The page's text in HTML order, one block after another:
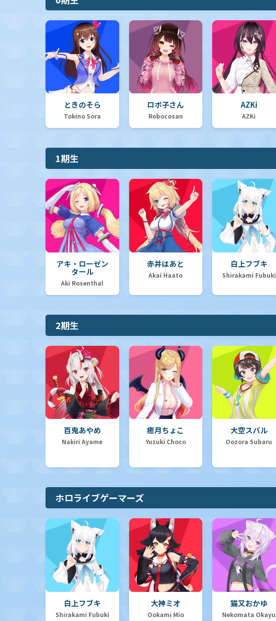
ときのそら
Tokino Sora
ロボ子さん
Robocosan
AZKi
AZKi
1期生
アキ・ローゼン
タール
Aki Rosenthal
赤井はあと
Akai Haato
白上フブキ
Shirakami Fubuki
2期生
百鬼あやめ
Nakiri Ayame
癒月ちょこ
Yuzuki Choco
大空スバル
Oozora Subaru
ホロライブゲーマーズ
白上フブキ
Shirakami Fubuki
大神ミオ
Ookami Mio
猫又おかゆ
Nekomata Okayu